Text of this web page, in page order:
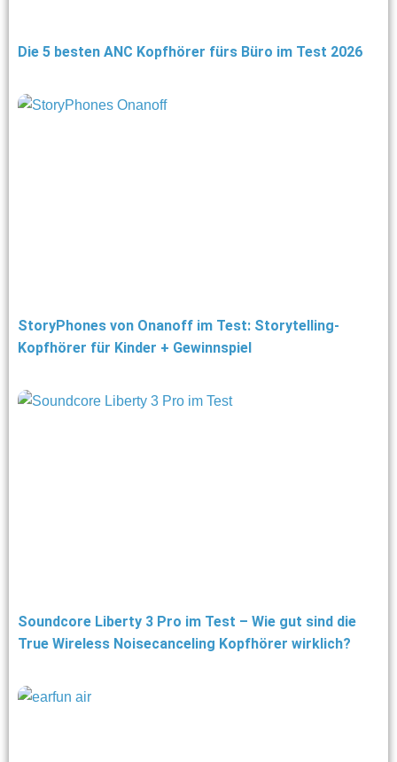
Die 5 besten ANC Kopfhörer fürs Büro im Test 2026
StoryPhones von Onanoff im Test: Storytelling-
Kopfhörer für Kinder + Gewinnspiel
Soundcore Liberty 3 Pro im Test – Wie gut sind die
True Wireless Noisecanceling Kopfhörer wirklich?